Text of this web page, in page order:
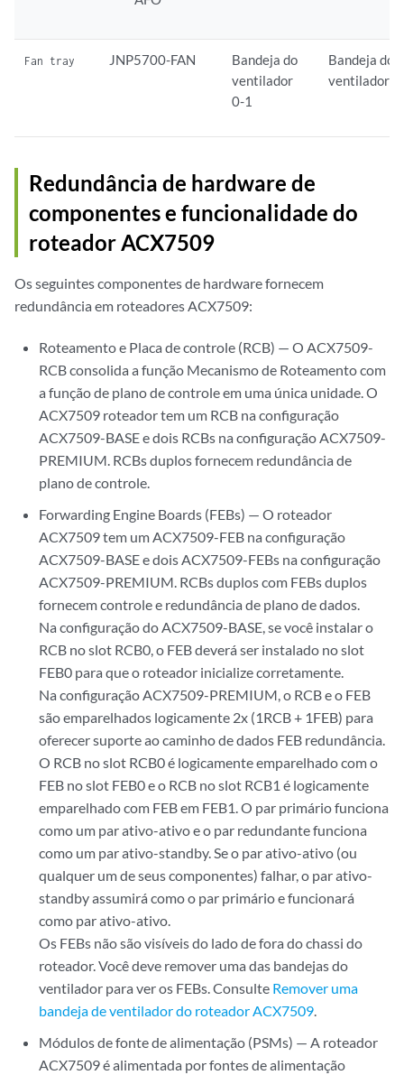
Fan tray JNP5700-FAN
Bandeja do
ventilador
0-1
Bandeja do
ventilador
Redundância de hardware de
componentes e funcionalidade do
roteador ACX7509
Os seguintes componentes de hardware fornecem
redundância em roteadores ACX7509:
Roteamento e Placa de controle (RCB) — O ACX7509-
RCB consolida a função Mecanismo de Roteamento com
a função de plano de controle em uma única unidade. O
ACX7509 roteador tem um RCB na configuração
ACX7509-BASE e dois RCBs na configuração ACX7509-
PREMIUM. RCBs duplos fornecem redundância de
plano de controle.
Forwarding Engine Boards (FEBs) — O roteador
ACX7509 tem um ACX7509-FEB na configuração
ACX7509-BASE e dois ACX7509-FEBs na configuração
ACX7509-PREMIUM. RCBs duplos com FEBs duplos
fornecem controle e redundância de plano de dados.
Na configuração do ACX7509-BASE, se você instalar o
RCB no slot RCB0, o FEB deverá ser instalado no slot
FEB0 para que o roteador inicialize corretamente.
Na configuração ACX7509-PREMIUM, o RCB e o FEB
são emparelhados logicamente 2x (1RCB + 1FEB) para
oferecer suporte ao caminho de dados FEB redundância.
O RCB no slot RCB0 é logicamente emparelhado com o
FEB no slot FEB0 e o RCB no slot RCB1 é logicamente
emparelhado com FEB em FEB1. O par primário funciona
como um par ativo-ativo e o par redundante funciona
como um par ativo-standby. Se o par ativo-ativo (ou
qualquer um de seus componentes) falhar, o par ativo-
standby assumirá como o par primário e funcionará
como par ativo-ativo.
Os FEBs não são visíveis do lado de fora do chassi do
roteador. Você deve remover uma das bandejas do
ventilador para ver os FEBs. Consulte Remover uma
bandeja de ventilador do roteador ACX7509
Módulos de fonte de alimentação (PSMs) — A roteador
ACX7509 é alimentada por fontes de alimentação